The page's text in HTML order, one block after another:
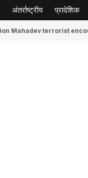
अंतर्राष्ट्रीय प्रादेशिक
Mahadev terrorist